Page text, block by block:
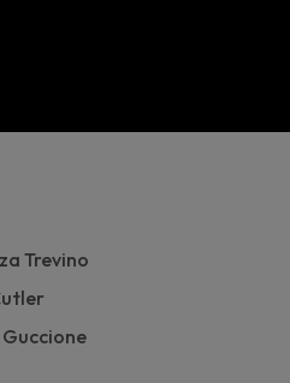
Trevino